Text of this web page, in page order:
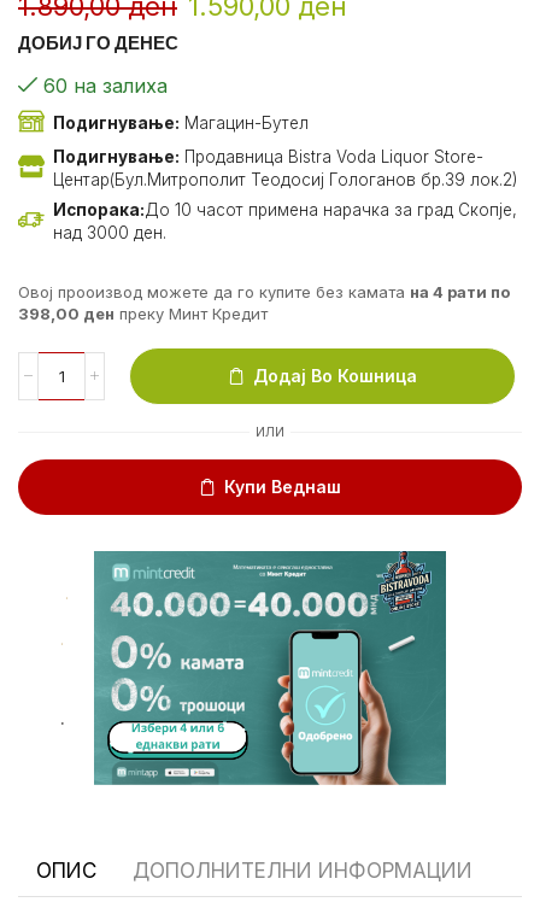
ДОБИЈ ГО ДЕНЕС
60 на залиха
Подигнување: Магацин-Бутел
Подигнување: Продавница Bistra Voda Liquor Store-
Центар(Бул.Митрополит Теодосиј Гологанов бр.39 лок.2)
Испорака:До 10 часот примена нарачка за град Скопје,
над 3000 ден.
Овој прооизвод можете да го купите без камата на 4 рати по
398,00 ден преку Минт Кредит
Додај Во Кошница
ИЛИ
Купи Веднаш
.
.
.
ОПИС ДОПОЛНИТЕЛНИ ИНФОРМАЦИИ